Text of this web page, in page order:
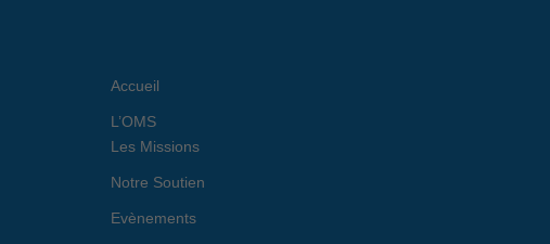
Accueil
L’OMS
Les Missions
Notre Soutien
Evènements